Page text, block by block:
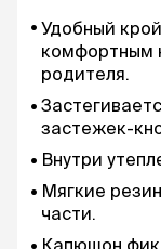
Удобный
комфортным
родителя.
застежек-
Внутри
Мягкие
части.
Капюшон